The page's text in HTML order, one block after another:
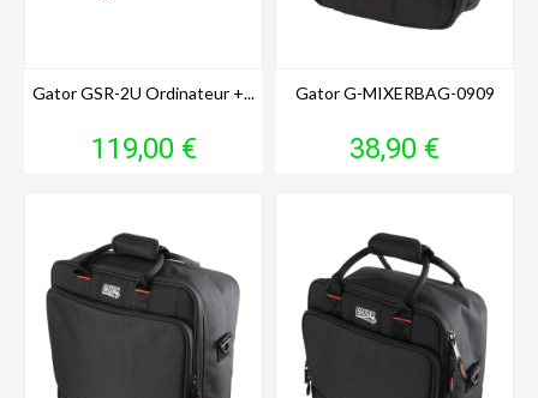
Gator GSR-2U Ordinateur +...
Prix
119,00 €
Gator G-MIXERBAG-0909
Prix
38,90 €